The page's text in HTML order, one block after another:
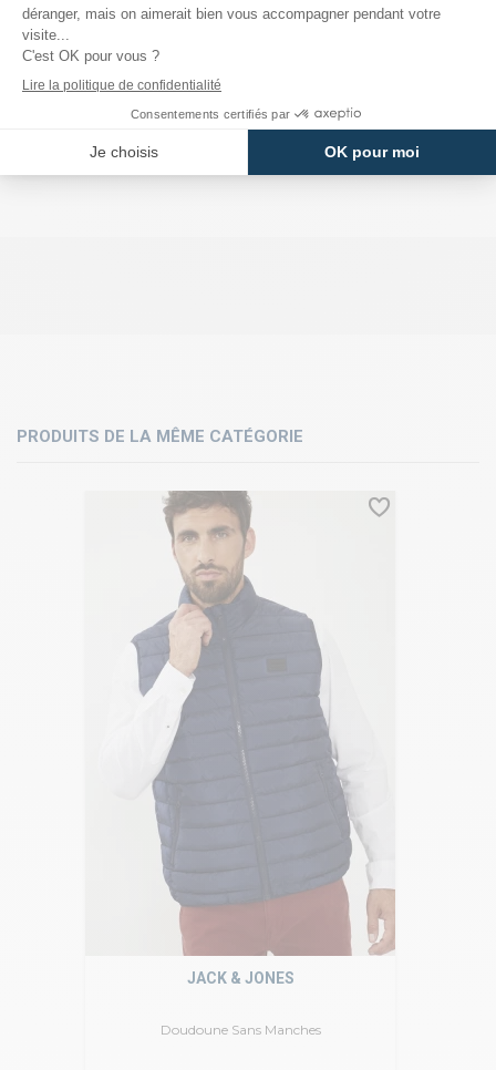
DÉTAILS DU PRODUIT
PRODUITS DE LA MÊME CATÉGORIE
Doudoune Sans Manches
JACK & JONES